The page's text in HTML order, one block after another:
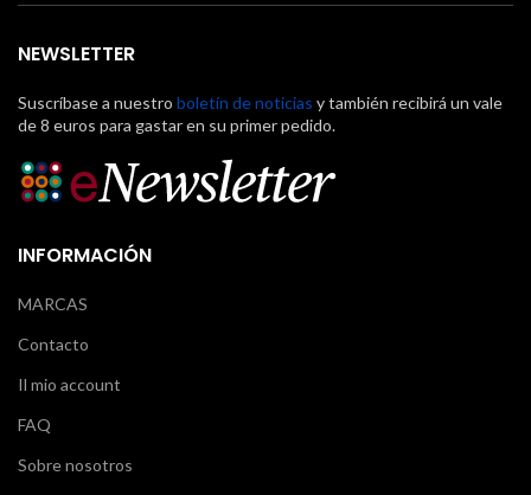
NEWSLETTER
Suscríbase a nuestro boletín de noticias y también recibirá un vale
de 8 euros para gastar en su primer pedido.
INFORMACIÓN
MARCAS
Contacto
Il mio account
FAQ
Sobre nosotros